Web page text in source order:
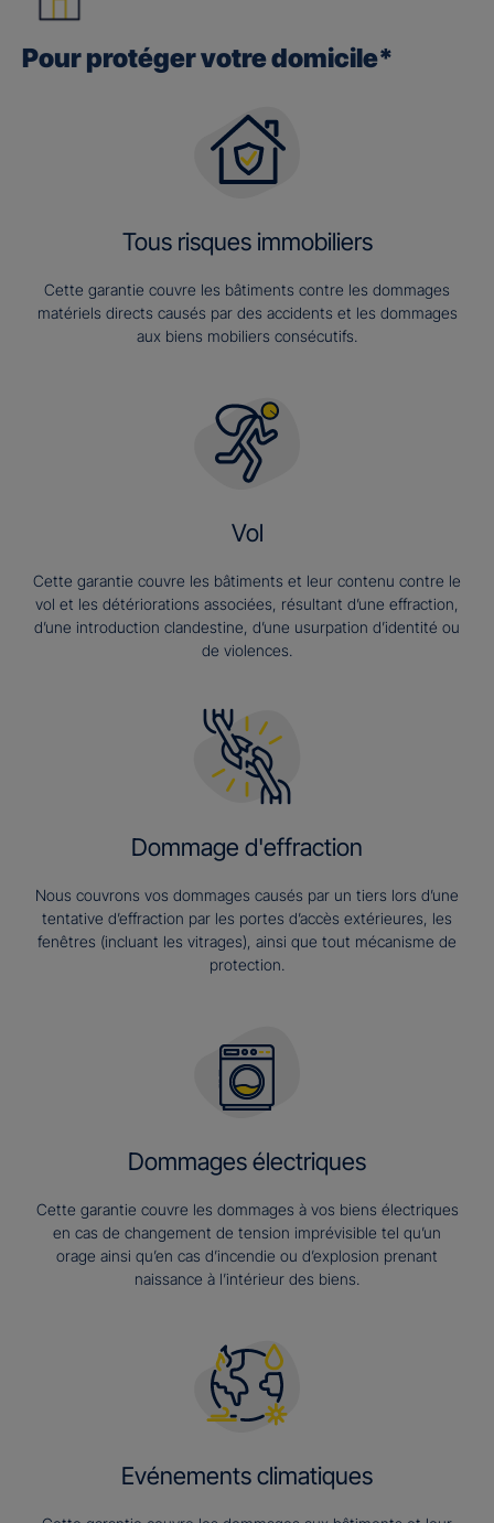
Pour protéger votre domicile*
Tous risques immobiliers
Cette garantie couvre les bâtiments contre les dommages
matériels directs causés par des accidents et les dommages
aux biens mobiliers consécutifs.
Vol
Cette garantie couvre les bâtiments et leur contenu contre le
vol et les détériorations associées, résultant d’une effraction,
d’une introduction clandestine, d’une usurpation d’identité ou
de violences.
Dommage d'effraction
Nous couvrons vos dommages causés par un tiers lors d’une
tentative d’effraction par les portes d’accès extérieures, les
fenêtres (incluant les vitrages), ainsi que tout mécanisme de
protection.
Dommages électriques
Cette garantie couvre les dommages à vos biens électriques
en cas de changement de tension imprévisible tel qu’un
orage ainsi qu’en cas d’incendie ou d’explosion prenant
naissance à l’intérieur des biens.
Evénements climatiques